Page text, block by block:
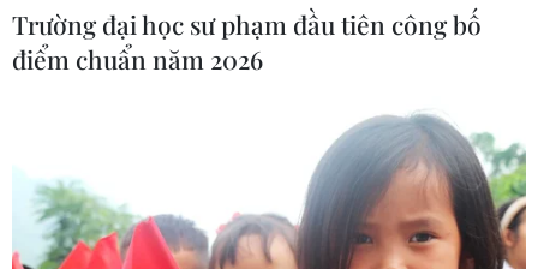
Vụ rò rỉ dữ liệu bảo mật nghiêm trọng do
tin tặc đánh cắp ở Thụy Điển
27/10/2020 22:58
Trong số các tài liệu bị rò rỉ có chi tiết việc bố trí an ninh
cho tòa nhà Nghị viện Thụy Điển và các bản thiết kế
Trường đại học sư phạm đầu tiên công bố
điểm chuẩn năm 2026